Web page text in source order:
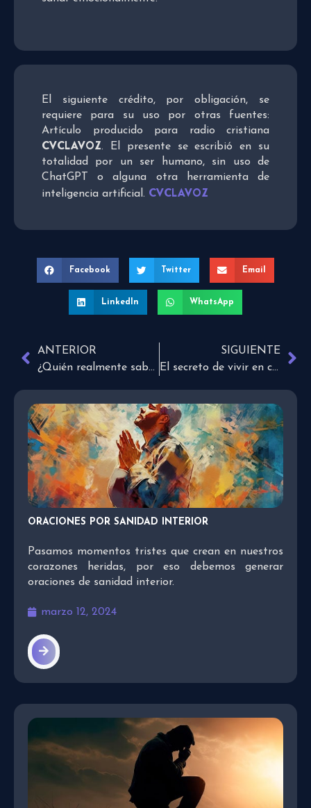
El siguiente crédito, por obligación, se
requiere para su uso por otras fuentes:
Artículo producido para radio cristiana
CVCLAVOZ. El presente se escribió en su
totalidad por un ser humano, sin uso de
ChatGPT o alguna otra herramienta de
inteligencia artificial. CVCLAVOZ
Facebook Twitter Email
LinkedIn WhatsApp
ANTERIOR
¿Quién realmente sabe qué tan malo es?
SIGUIENTE
El secreto de vivir en cualquier situación
ORACIONES POR SANIDAD INTERIOR
Pasamos momentos tristes que crean en nuestros
corazones heridas, por eso debemos generar
oraciones de sanidad interior.
marzo 12, 2024